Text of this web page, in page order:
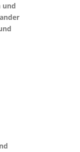
und